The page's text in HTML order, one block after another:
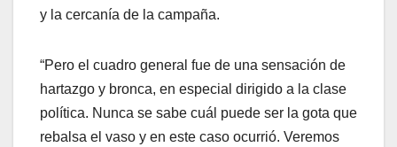
y la cercanía de la campaña.
“Pero el cuadro general fue de una sensación de
hartazgo y bronca, en especial dirigido a la clase
política. Nunca se sabe cuál puede ser la gota que
rebalsa el vaso y en este caso ocurrió. Veremos